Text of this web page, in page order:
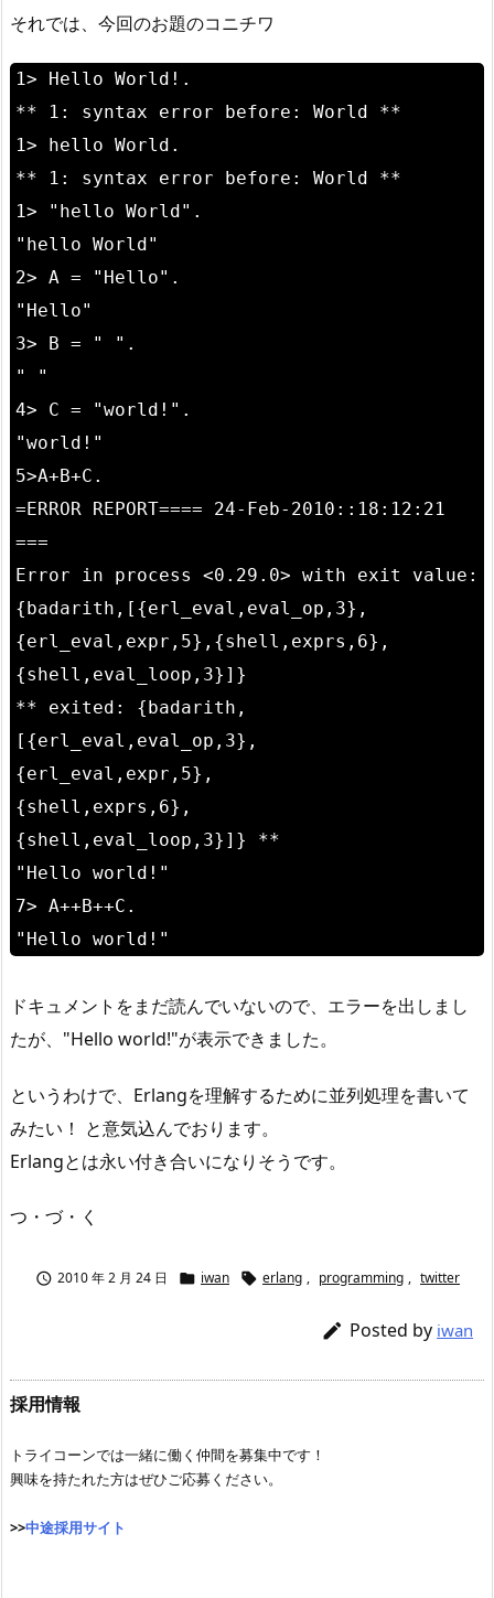
それでは、今回のお題のコニチワ
1> Hello World!.
** 1: syntax error before: World **
1> hello World.
** 1: syntax error before: World **
1> "hello World".
"hello World"
2> A = "Hello".
"Hello"
3> B = " ".
" "
4> C = "world!".
"world!"
5>A+B+C.
=ERROR REPORT==== 24-Feb-2010::18:12:21
===
Error in process <0.29.0> with exit value:
{badarith,[{erl_eval,eval_op,3},
{erl_eval,expr,5},{shell,exprs,6},
{shell,eval_loop,3}]}
** exited: {badarith,
[{erl_eval,eval_op,3},
{erl_eval,expr,5},
{shell,exprs,6},
{shell,eval_loop,3}]} **
"Hello world!"
7> A++B++C.
"Hello world!"
ドキュメントをまだ読んでいないので、エラーを出しまし
たが、"Hello world!"が表示できました。
というわけで、Erlangを理解するために並列処理を書いて
みたい！ と意気込んでおります。
Erlangとは永い付き合いになりそうです。
つ・づ・く
 2010 年 2 月 24 日  iwan  erlang , programming , twitter
 Posted by iwan
採用情報
トライコーンでは一緒に働く仲間を募集中です！
興味を持たれた方はぜひご応募ください。
>>中途採用サイト